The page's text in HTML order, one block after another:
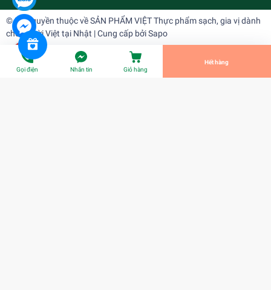
© Bản quyền thuộc vềSẢN PHẨM VIỆT Thực phẩm sạch, gia vị dành
cho người Việt tại Nhật | Cung cấp bởiSapo
Tiến Hành Thanh Toán
Gọi điện Nhắn tin Giỏ hàng
Hết hàng